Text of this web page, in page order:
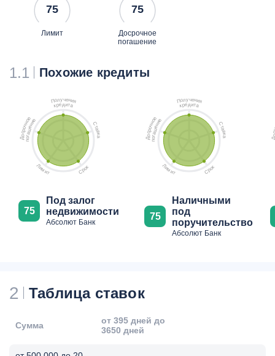
75
Лимит
75
Досрочное
погашение
1.1 Похожие кредиты
Получения
кредита
С
т
а
в
к
а
Сро
к
Лимит
Д
о
с
р
о
ч
но
е
п
о
г
а
ш
е
ни
е
75
Под залог
недвижимости
Абсолют Банк
Получения
кредита
С
т
а
в
к
а
Сро
к
Лимит
Д
о
с
р
о
ч
но
е
п
о
г
а
ш
е
ни
е
75
Наличными
под
поручительство
Абсолют Банк
2 Таблица ставок
Сумма
от 395 дней до
3650 дней